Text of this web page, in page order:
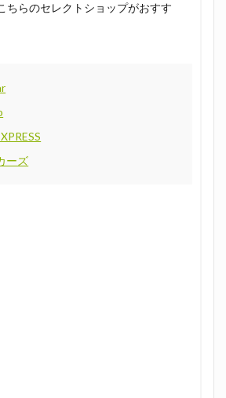
ちらのセレクトショップがおすす
ーズ